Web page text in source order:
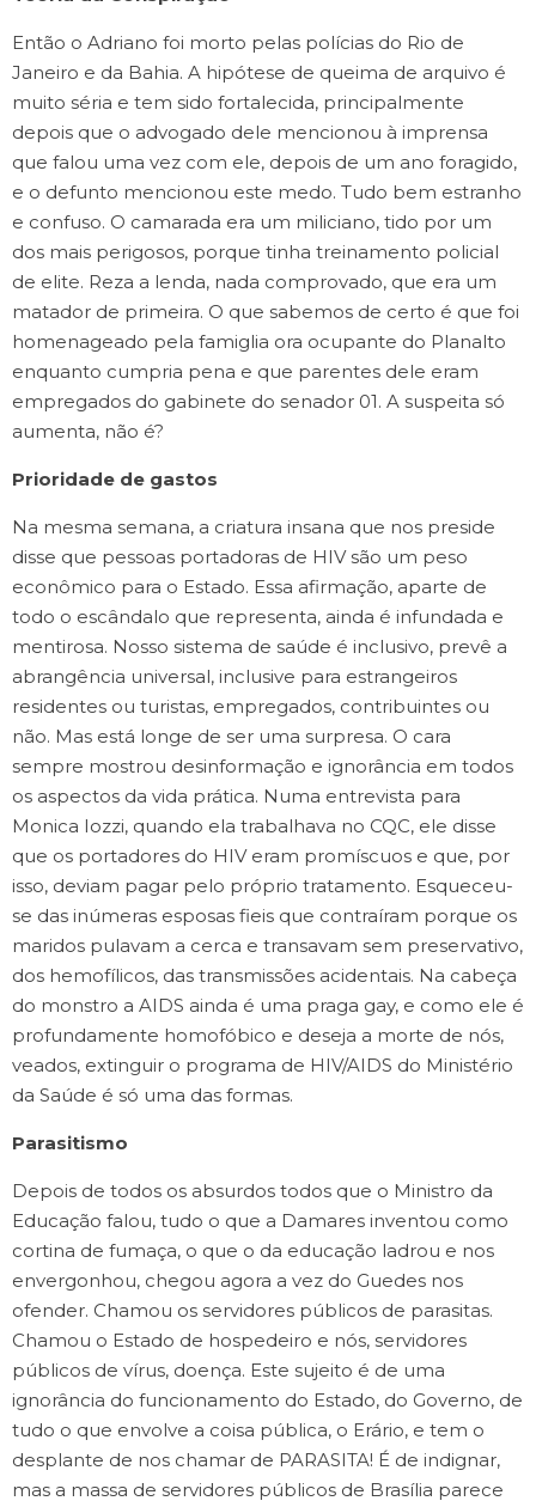
Então o Adriano foi morto pelas polícias do Rio de
Janeiro e da Bahia. A hipótese de queima de arquivo é
muito séria e tem sido fortalecida, principalmente
depois que o advogado dele mencionou à imprensa
que falou uma vez com ele, depois de um ano foragido,
e o defunto mencionou este medo. Tudo bem estranho
e confuso. O camarada era um miliciano, tido por um
dos mais perigosos, porque tinha treinamento policial
de elite. Reza a lenda, nada comprovado, que era um
matador de primeira. O que sabemos de certo é que foi
homenageado pela famiglia ora ocupante do Planalto
enquanto cumpria pena e que parentes dele eram
empregados do gabinete do senador 01. A suspeita só
aumenta, não é?
Prioridade de gastos
Na mesma semana, a criatura insana que nos preside
disse que pessoas portadoras de HIV são um peso
econômico para o Estado. Essa afirmação, aparte de
todo o escândalo que representa, ainda é infundada e
mentirosa. Nosso sistema de saúde é inclusivo, prevê a
abrangência universal, inclusive para estrangeiros
residentes ou turistas, empregados, contribuintes ou
não. Mas está longe de ser uma surpresa. O cara
sempre mostrou desinformação e ignorância em todos
os aspectos da vida prática. Numa entrevista para
Monica Iozzi, quando ela trabalhava no CQC, ele disse
que os portadores do HIV eram promíscuos e que, por
isso, deviam pagar pelo próprio tratamento. Esqueceu-
se das inúmeras esposas fieis que contraíram porque os
maridos pulavam a cerca e transavam sem preservativo,
dos hemofílicos, das transmissões acidentais. Na cabeça
do monstro a AIDS ainda é uma praga gay, e como ele é
profundamente homofóbico e deseja a morte de nós,
veados, extinguir o programa de HIV/AIDS do Ministério
da Saúde é só uma das formas.
Parasitismo
Depois de todos os absurdos todos que o Ministro da
Educação falou, tudo o que a Damares inventou como
cortina de fumaça, o que o da educação ladrou e nos
envergonhou, chegou agora a vez do Guedes nos
ofender. Chamou os servidores públicos de parasitas.
Chamou o Estado de hospedeiro e nós, servidores
públicos de vírus, doença. Este sujeito é de uma
ignorância do funcionamento do Estado, do Governo, de
tudo o que envolve a coisa pública, o Erário, e tem o
desplante de nos chamar de PARASITA! É de indignar,
mas a massa de servidores públicos de Brasília parece